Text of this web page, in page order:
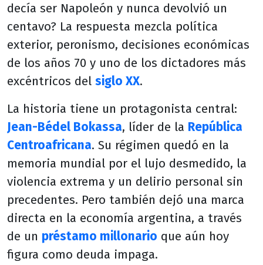
decía ser Napoleón y nunca devolvió un
centavo? La respuesta mezcla política
exterior, peronismo, decisiones económicas
de los años 70 y uno de los dictadores más
excéntricos del siglo XX.
La historia tiene un protagonista central:
Jean-Bédel Bokassa, líder de la República
Centroafricana. Su régimen quedó en la
memoria mundial por el lujo desmedido, la
violencia extrema y un delirio personal sin
precedentes. Pero también dejó una marca
directa en la economía argentina, a través
de un préstamo millonario que aún hoy
figura como deuda impaga.